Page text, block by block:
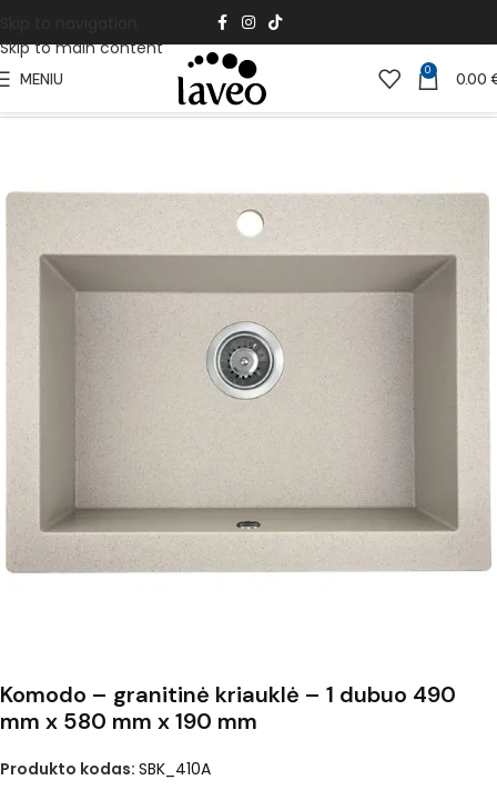
Skip to main content
MENIU 0 0.00
Pradžia Granito kriauklės
Komodo – granitinė kriauklė – 1 dubuo 490
mm x 580 mm x 190 mm
Produkto kodas: SBK_410A